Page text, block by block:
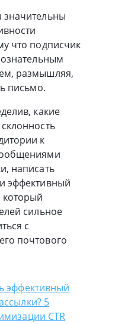
что подписчик
размышляя,
письмо.
какие
к
написать
эффективный
который
сильное
с
почтового
эффективный
5
CTR